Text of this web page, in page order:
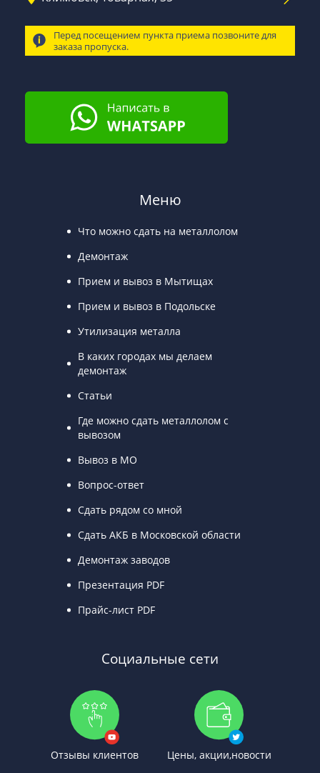
Перед посещением пункта приема позвоните для
заказа пропуска.
Меню
Что можно сдать на металлолом
Демонтаж
Прием и вывоз в Мытищах
Прием и вывоз в Подольске
Утилизация металла
В каких городах мы делаем
демонтаж
Статьи
Где можно сдать металлолом с
вывозом
Вывоз в МО
Вопрос-ответ
Сдать рядом со мной
Сдать АКБ в Московской области
Демонтаж заводов
Презентация PDF
Прайс-лист PDF
Социальные сети
Отзывы клиентов Цены, акции,новости